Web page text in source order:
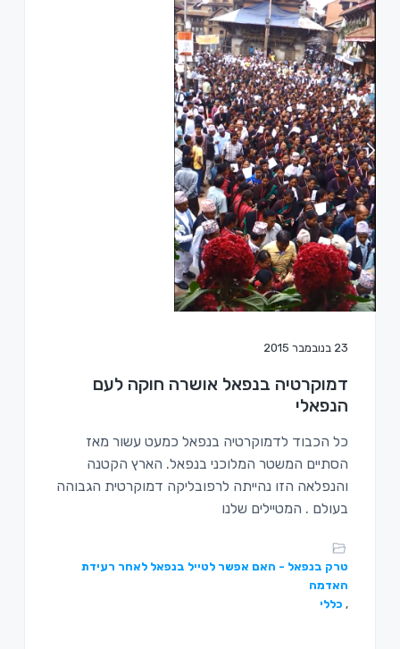
23 בנובמבר 2015
דמוקרטיה בנפאל אושרה חוקה לעם
הנפאלי
כל הכבוד לדמוקרטיה בנפאל כמעט עשור מאז
הסתיים המשטר המלוכני בנפאל. הארץ הקטנה
והנפלאה הזו נהייתה לרפובליקה דמוקרטית הגבוהה
בעולם . המטיילים שלנו
טרק בנפאל - האם אפשר לטייל בנפאל לאחר רעידת
האדמה
, כללי